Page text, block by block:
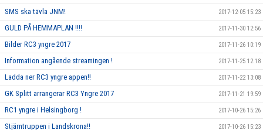
SMS ska tävla JNM! 2017-12-05 15:23
GULD PÅ HEMMAPLAN !!!! 2017-11-30 12:56
Bilder RC3 yngre 2017 2017-11-26 10:19
Information angående streamingen ! 2017-11-25 12:18
Ladda ner RC3 yngre appen!! 2017-11-22 13:08
GK Splitt arrangerar RC3 Yngre 2017 2017-11-21 19:59
RC1 yngre i Helsingborg ! 2017-10-26 15:26
Stjärntruppen i Landskrona!! 2017-10-26 15:23